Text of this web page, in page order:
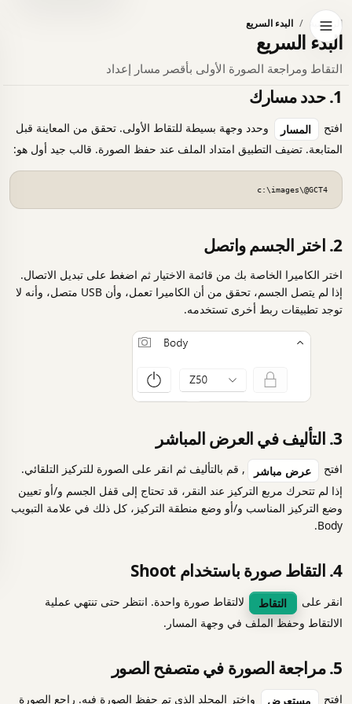
فتح قائمة التنقل
الرئيسية البدء السريع
البدء السريع
التقاط ومراجعة الصورة الأولى بأقصر مسار إعداد
1. حدد مسارك
افتح المسار
وحدد وجهة بسيطة للتقاط الأولى. تحقق من المعاينة قبل
المتابعة. تضيف التطبيق امتداد الملف عند حفظ الصورة. قالب جيد أول هو:
c:\images\@GCT4
2. اختر الجسم واتصل
اختر الكاميرا الخاصة بك من قائمة الاختيار ثم اضغط على تبديل الاتصال.
إذا لم يتصل الجسم، تحقق من أن الكاميرا تعمل، وأن USB متصل، وأنه لا
توجد تطبيقات ربط أخرى تستخدمه.
3. التأليف في العرض المباشر
افتح عرض مباشر
, قم بالتأليف ثم انقر على الصورة للتركيز التلقائي.
إذا لم تتحرك مربع التركيز عند النقر، قد تحتاج إلى قفل الجسم و/أو تعيين
وضع التركيز المناسب و/أو وضع منطقة التركيز، كل ذلك في علامة التبويب
Body.
4. التقاط صورة باستخدام Shoot
انقر على التقاط
لالتقاط صورة واحدة. انتظر حتى تنتهي عملية
الالتقاط وحفظ الملف في وجهة المسار.
5. مراجعة الصورة في متصفح الصور
افتح مستعرض واختر المجلد الذي تم حفظ الصورة فيه. راجع الصورة